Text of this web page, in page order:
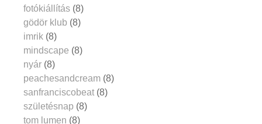
fotókiállítás (8)
gödör klub (8)
imrik (8)
mindscape (8)
nyár (8)
peachesandcream (8)
sanfranciscobeat (8)
születésnap (8)
tom lumen (8)